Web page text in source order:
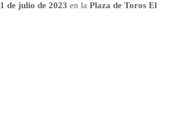
1 de julio de 2023 en laPlaza de Toros El